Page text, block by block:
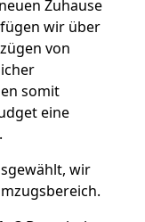
Zuhause
wir über
von
somit
eine
wir